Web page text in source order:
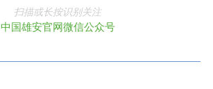
扫描或长按识别关注
中国雄安官网微信公众号